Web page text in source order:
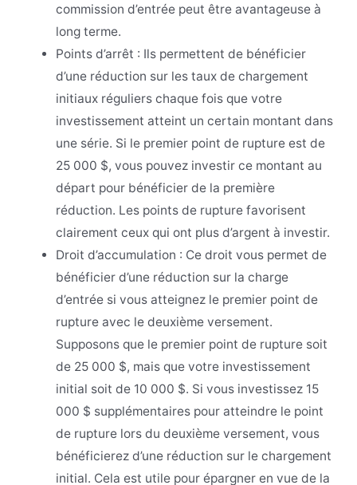
commission d’entrée peut être avantageuse à
long terme.
Points d’arrêt : Ils permettent de bénéficier
d’une réduction sur les taux de chargement
initiaux réguliers chaque fois que votre
investissement atteint un certain montant dans
une série. Si le premier point de rupture est de
25 000 $, vous pouvez investir ce montant au
départ pour bénéficier de la première
réduction. Les points de rupture favorisent
clairement ceux qui ont plus d’argent à investir.
Droit d’accumulation : Ce droit vous permet de
bénéficier d’une réduction sur la charge
d’entrée si vous atteignez le premier point de
rupture avec le deuxième versement.
Supposons que le premier point de rupture soit
de 25 000 $, mais que votre investissement
initial soit de 10 000 $. Si vous investissez 15
000 $ supplémentaires pour atteindre le point
de rupture lors du deuxième versement, vous
bénéficierez d’une réduction sur le chargement
initial. Cela est utile pour épargner en vue de la